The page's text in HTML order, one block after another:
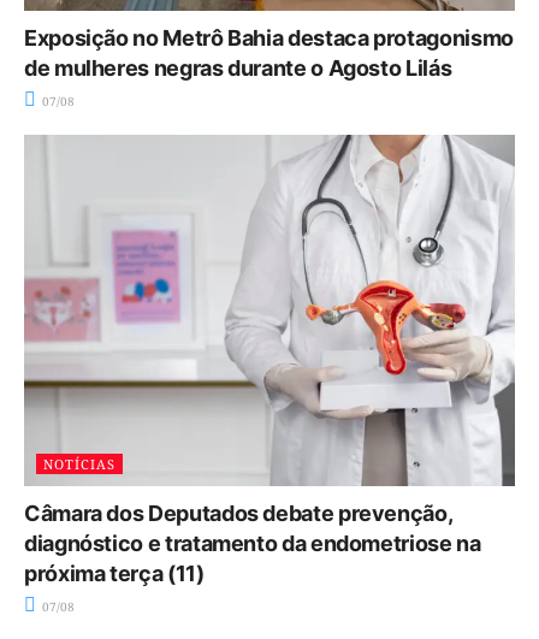
Exposição no Metrô Bahia destaca protagonismo
de mulheres negras durante o Agosto Lilás
07/08
NOTÍCIAS
Câmara dos Deputados debate prevenção,
diagnóstico e tratamento da endometriose na
próxima terça (11)
07/08